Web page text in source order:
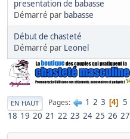
presentation de babasse
Démarré par babasse
Début de chasteté
Démarré par Leonel
EN HAUT Pages 1 2 3 4 5
18 19 20 21 22 23 24 25 26 27